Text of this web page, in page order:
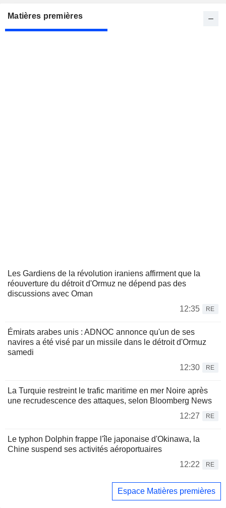
Matières premières
Les Gardiens de la révolution iraniens affirment que la
réouverture du détroit d'Ormuz ne dépend pas des
discussions avec Oman
12:35
RE
Émirats arabes unis : ADNOC annonce qu'un de ses
navires a été visé par un missile dans le détroit d'Ormuz
samedi
12:30
RE
La Turquie restreint le trafic maritime en mer Noire après
une recrudescence des attaques, selon Bloomberg News
12:27
RE
Le typhon Dolphin frappe l'île japonaise d'Okinawa, la
Chine suspend ses activités aéroportuaires
12:22
RE
Espace Matières premières